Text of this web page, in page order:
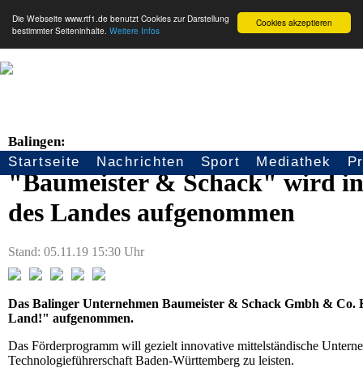
Cookies akzeptieren
Die Webseite www.rtf1.de benutzt Cookies zur Darstellung
bestimmter Seiteninhalte. Weitere Infos
Seitennavigation
Startseite Nachrichten Sport Mediathek
Balingen:
"Baumeister & Schack" wird
des Landes aufgenommen
Stand: 05.11.19 15:30 Uhr
Das Balinger Unternehmen Baumeister & Schack Gmbh &
Land!" aufgenommen.
Das Förderprogramm will gezielt innovative mittelständische
Technologieführerschaft Baden-Württemberg zu leisten.